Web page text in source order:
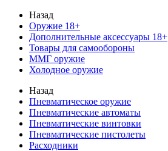
Назад
Оружие 18+
Дополнительные аксессуары 18+
Товары для самообороны
ММГ оружие
Холодное оружие
Назад
Пневматическое оружие
Пневматические автоматы
Пневматические винтовки
Пневматические пистолеты
Расходники